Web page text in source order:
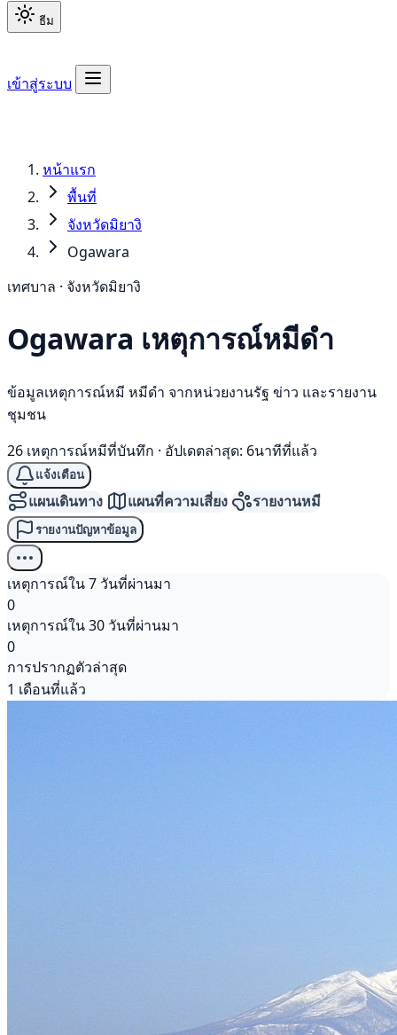
ธีม
เข้าสู่ระบบ
หน้าแรก
พื้นที่
จังหวัดมิยางิ
Ogawara
เทศบาล · จังหวัดมิยางิ
Ogawara เหตุการณ์หมีดำ
ข้อมูลเหตุการณ์หมี หมีดำ จากหน่วยงานรัฐ ข่าว และรายงาน
ชุมชน
26 เหตุการณ์หมีที่บันทึก · อัปเดตล่าสุด: 6นาทีที่แล้ว
แจ้งเตือน
แผนเดินทาง แผนที่ความเสี่ยง รายงานหมี
รายงานปัญหาข้อมูล
เหตุการณ์ใน 7 วันที่ผ่านมา
0
เหตุการณ์ใน 30 วันที่ผ่านมา
0
การปรากฏตัวล่าสุด
1 เดือนที่แล้ว